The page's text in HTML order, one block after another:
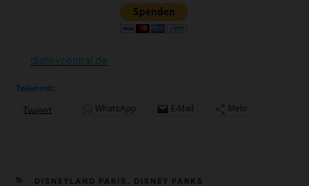
disneycentral.de
Teilen mit:
Tweet WhatsApp E-Mail Mehr
KATEGORIEN
DISNEYLAND PARIS DISNEY PARKS